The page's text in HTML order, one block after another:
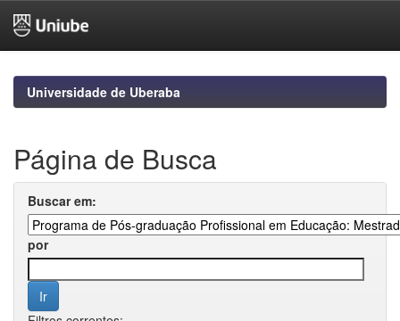
navigationUniversidade de Uberaba
Página de Busca
Buscar em:
por